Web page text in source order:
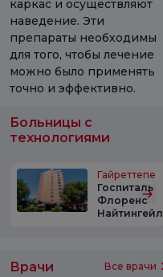
каркас и осуществляют
наведение. Эти
препараты необходимы
для того, чтобы лечение
можно было применять
точно и эффективно.
Больницы с
технологиями
Гайреттепе
Госпиталь
Флоренс
Найтингейл
Врачи Все врачи